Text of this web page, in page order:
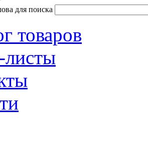
для поиска
товаров